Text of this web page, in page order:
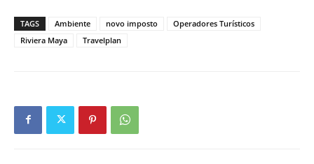
TAGS Ambiente novo imposto
Operadores Turísticos
Riviera Maya
Travelplan